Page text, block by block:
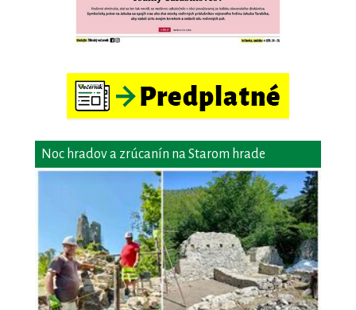
Noc hradov a zrúcanín na Starom hrade